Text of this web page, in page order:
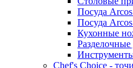
Посуда
Посуда
Кухонные
Chef's Choice -